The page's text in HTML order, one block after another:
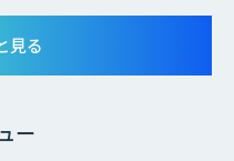
見る
ー